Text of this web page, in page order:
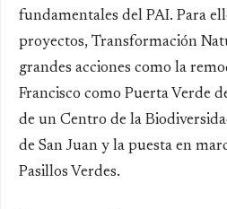
fundamentales del PAI. Para
proyectos, Transformación
grandes acciones como la
Francisco como Puerta Verde
de un Centro de la
de San Juan y la puesta en
Pasillos Verdes.